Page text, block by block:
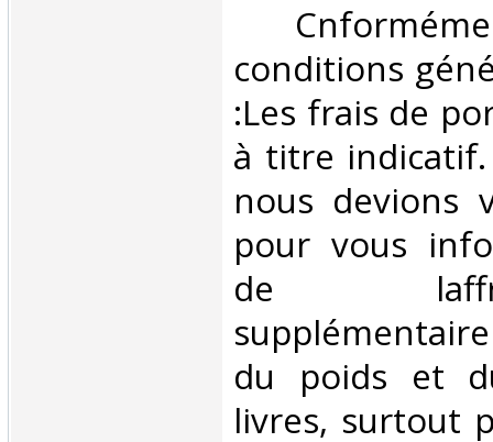
conditions
:Les frais de
à titre
nous devions
pour vous
de
du poids et
livres, surtout